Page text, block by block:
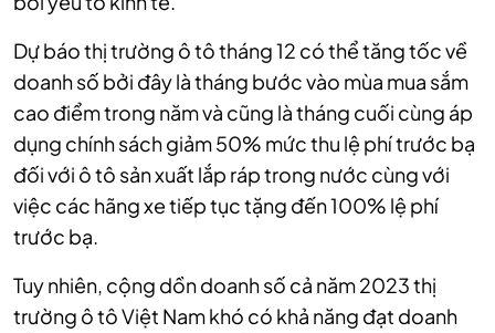
Dự báo thị trường ô tô tháng 12 có thể tăng tốc về
doanh số bởi đây là tháng bước vào mùa mua sắm
cao điểm trong năm và cũng là tháng cuối cùng áp
dụng chính sách giảm 50% mức thu lệ phí trước bạ
đối với ô tô sản xuất lắp ráp trong nước cùng với
việc các hãng xe tiếp tục tặng đến 100% lệ phí
trước bạ.
Tuy nhiên, cộng dồn doanh số cả năm 2023 thị
trường ô tô Việt Nam khó có khả năng đạt doanh